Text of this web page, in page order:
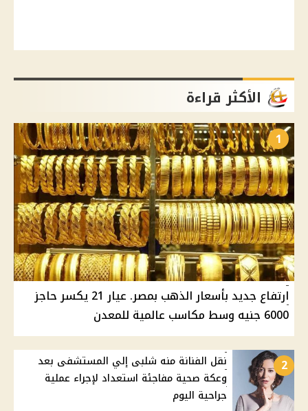
الأكثر قراءة
1
ارتفاع جديد بأسعار الذهب بمصر. عيار 21 يكسر حاجز
6000 جنيه وسط مكاسب عالمية للمعدن
2
نقل الفنانة منه شلبى إلي المستشفى بعد
وعكة صحية مفاجئة استعداد لإجراء عملية
جراحية اليوم